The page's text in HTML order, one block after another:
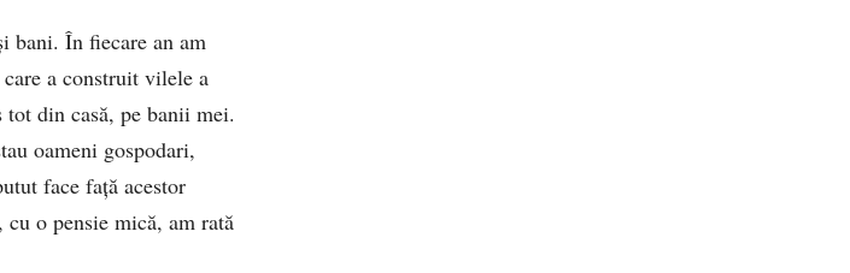
bani. În fiecare an am
a construit vilele a
tot din casă, pe banii mei.
oameni gospodari,
face faţă acestor
o pensie mică, am rată